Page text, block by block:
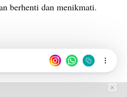
berhenti dan menikmati.